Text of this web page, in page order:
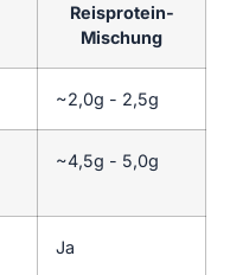
Reisprotein-
Mischung
~2,0g - 2,5g
~4,5g - 5,0g
Ja